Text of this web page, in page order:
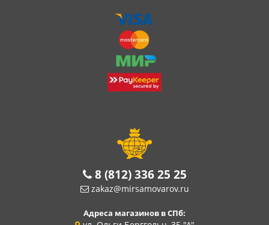
8 (812) 336 25 25
zakaz@mirsamovarov.ru
Адреса магазинов в СПб: